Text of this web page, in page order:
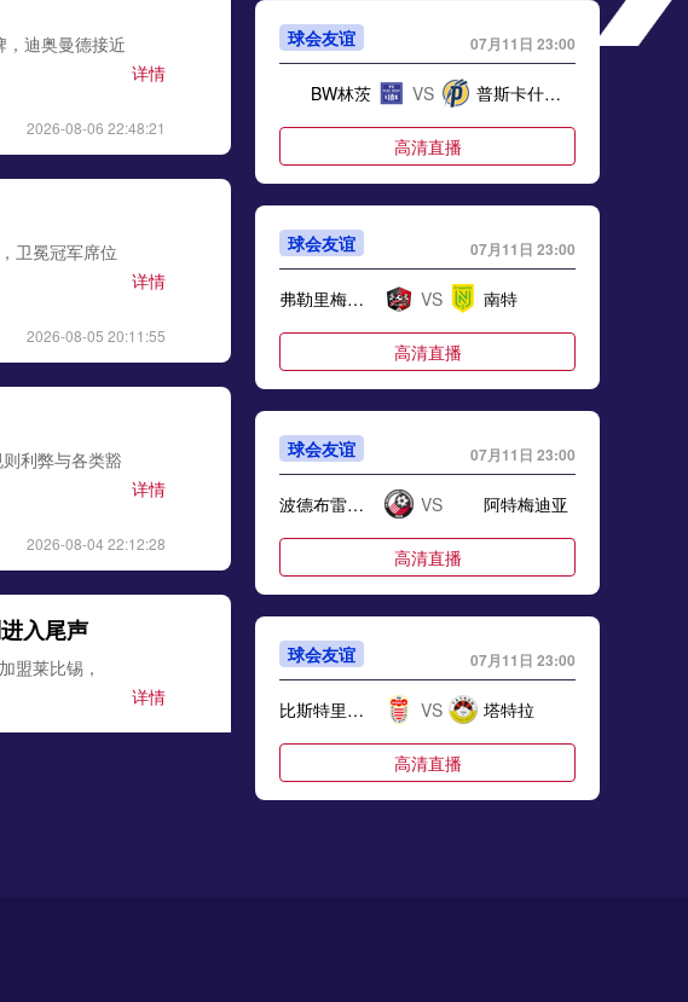
迪奥曼德接近
详情
2026-08-06 22:48:21
卫冕冠军席位
详情
2026-08-05 20:11:55
利弊与各类豁
详情
2026-08-04 22:12:28
入尾声
盟莱比锡，
详情
球会友谊 07月11日 23:00
BW林茨 VS 普斯卡什学院
高清直播
球会友谊 07月11日 23:00
弗勒里梅洛吉斯 VS 南特
高清直播
球会友谊 07月11日 23:00
波德布雷佐瓦 VS 阿特梅迪亚
高清直播
球会友谊 07月11日 23:00
比斯特里察杜克拉 VS 塔特拉
高清直播